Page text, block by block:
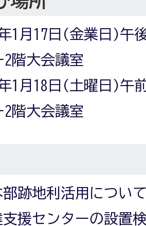
1月17日(金業日)午
2階大会議室
1月18日(土曜日)午
2階大会議室
跡地利活用につい
援センターの設置